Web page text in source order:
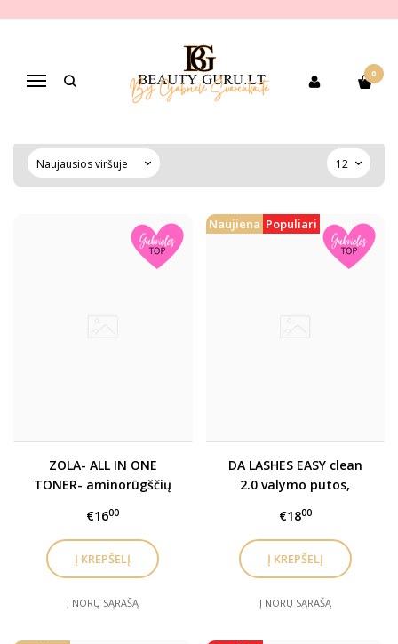
Navigacija
0
VEIDO ODOS PRAUSIKLIAI, PUTOS,
MAKIAŽO VALIKLIAI
Pagrindinis PREKIŲ KATEGORIJOS
Veido odos priežiūra
Veido odos prausikliai, putos, makiažo valikliai
ZOLA- ALL IN ONE
TONER- aminorūgščių
€1600
Į NORŲ SĄRAŠĄ
Naujiena Populiari
DA LASHES EASY clean
2.0 valymo putos,
antakiams ir veidui
€1800
Į NORŲ SĄRAŠĄ